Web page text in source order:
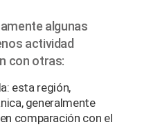
algunas
actividad
con otras:
esta región,
generalmente
comparación con el